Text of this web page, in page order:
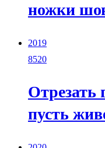
ножки
2019
8520
Отрезать
пусть